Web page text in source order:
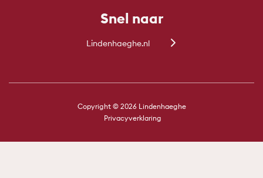
Snel naar
Lindenhaeghe.nl
Copyright © 2026 Lindenhaeghe
Privacyverklaring